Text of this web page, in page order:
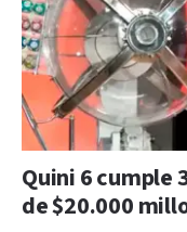
Quini 6 cumple
de $20.000